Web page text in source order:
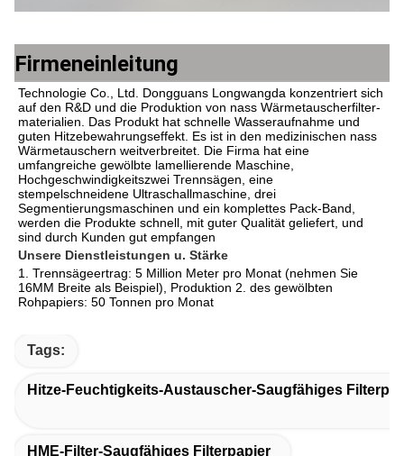
Firmeneinleitung
Technologie Co., Ltd. Dongguans Longwangda konzentriert sich
auf den R&D und die Produktion von nass Wärmetauscherfilter-
materialien. Das Produkt hat schnelle Wasseraufnahme und
guten Hitzebewahrungseffekt. Es ist in den medizinischen nass
Wärmetauschern weitverbreitet. Die Firma hat eine
umfangreiche gewölbte lamellierende Maschine,
Hochgeschwindigkeitszwei Trennsägen, eine
stempelschneidene Ultraschallmaschine, drei
Segmentierungsmaschinen und ein komplettes Pack-Band,
werden die Produkte schnell, mit guter Qualität geliefert, und
sind durch Kunden gut empfangen
Unsere Dienstleistungen u. Stärke
1. Trennsägeertrag: 5 Million Meter pro Monat (nehmen Sie
16MM Breite als Beispiel), Produktion 2. des gewölbten
Rohpapiers: 50 Tonnen pro Monat
Tags:
Hitze-Feuchtigkeits-Austauscher-Saugfähiges
HME-Filter-Saugfähiges Filterpapier